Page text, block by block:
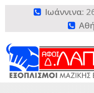
 Ιωάννινα:
